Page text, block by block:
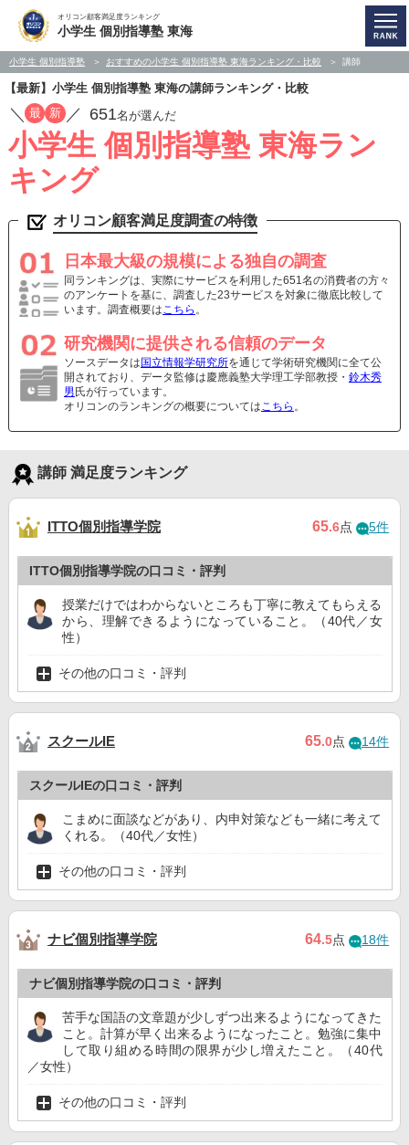
オリコン顧客満足度ランキング
小学生 個別指導塾 東海
小学生 個別指導塾 おすすめの小学生 個別指導塾 東海ランキング・比較 講師
【最新】小学生 個別指導塾 東海の講師ランキング・比較
／ 最 新 ／ 651名が選んだ
小学生 個別指導塾 東海ラン
キング
オリコン顧客満足度調査の特徴
日本最大級の規模による独自の調査
同ランキングは、実際にサービスを利用した651名の消費者の方々
のアンケートを基に、調査した23サービスを対象に徹底比較して
います。調査概要はこちら 。
研究機関に提供される信頼のデータ
ソースデータは 国立情報学研究所を通じて学術研究機関に全て公
開されており、データ監修は慶應義塾大学理工学部教授・ 鈴木秀
男 氏が行っています。
オリコンのランキングの概要についてはこちら 。
講師 満足度ランキング
ITTO個別指導学院 65.6点 5件
ITTO個別指導学院の口コミ・評判
授業だけではわからないところも丁寧に教えてもらえる
から、理解できるようになっていること。（40代／女
性）
その他の口コミ・評判
スクールIE 65.0点 14件
スクールIEの口コミ・評判
こまめに面談などがあり、内申対策なども一緒に考えて
くれる。（40代／女性）
その他の口コミ・評判
ナビ個別指導学院 64.5点 18件
ナビ個別指導学院の口コミ・評判
苦手な国語の文章題が少しずつ出来るようになってきた
こと。計算が早く出来るようになったこと。勉強に集中
して取り組める時間の限界が少し増えたこと。（40代
／女性）
その他の口コミ・評判